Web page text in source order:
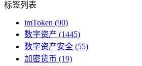
标签列表
imToken (90)
数字资产 (1445)
数字资产安全 (55)
加密货币 (19)